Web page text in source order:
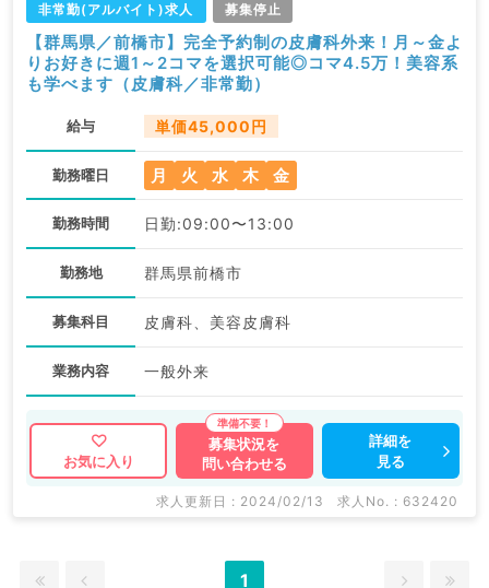
非常勤(アルバイト)求人 募集停止
【群馬県／前橋市】完全予約制の皮膚科外来！月～金よ
りお好きに週1～2コマを選択可能◎コマ4.5万！美容系
も学べます（皮膚科／非常勤）
給与 単価45,000円
勤務曜日 月 火 水 木 金
勤務時間 日勤:09:00〜13:00
勤務地 群馬県前橋市
募集科目 皮膚科、美容皮膚科
業務内容 一般外来
お気に入り
募集状況を
問い合わせる
詳細を
見る
求人更新日 : 2024/02/13 求人No. : 632420
1